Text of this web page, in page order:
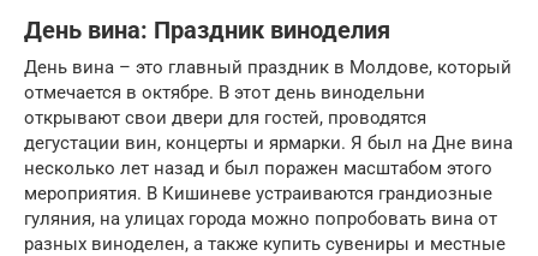
День вина: Праздник виноделия
День вина – это главный праздник в Молдове, который
отмечается в октябре. В этот день винодельни
открывают свои двери для гостей, проводятся
дегустации вин, концерты и ярмарки. Я был на Дне вина
несколько лет назад и был поражен масштабом этого
мероприятия. В Кишиневе устраиваются грандиозные
гуляния, на улицах города можно попробовать вина от
разных виноделен, а также купить сувениры и местные